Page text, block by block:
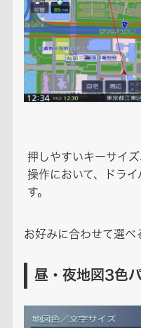
押しやすいキーサイ
操作において、ドラ
す。
お好みに合わせて選べ
昼・夜地図3色